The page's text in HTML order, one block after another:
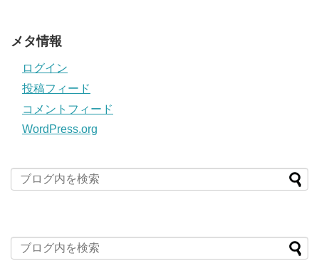
メタ情報
ログイン
投稿フィード
コメントフィード
WordPress.org